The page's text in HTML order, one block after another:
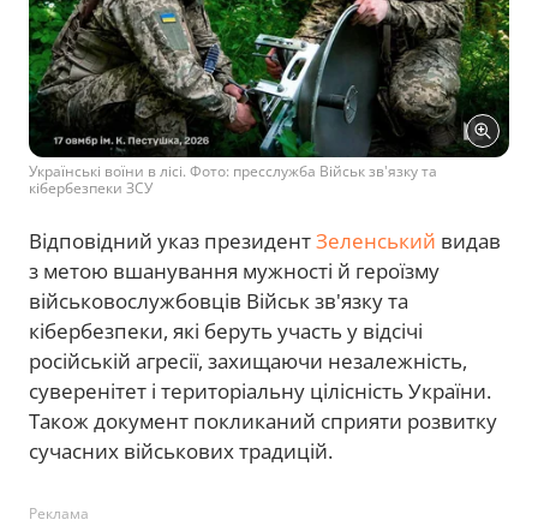
Українські воїни в лісі. Фото: пресслужба Військ зв'язку та
кібербезпеки ЗСУ
Відповідний указ президентЗеленський видав
з метою вшанування мужності й героїзму
військовослужбовців Військ зв'язку та
кібербезпеки, які беруть участь у відсічі
російській агресії, захищаючи незалежність,
суверенітет і територіальну цілісність України.
Також документ покликаний сприяти розвитку
сучасних військових традицій.
Реклама